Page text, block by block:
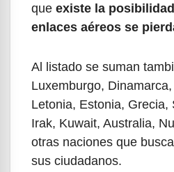
que existe la
enlaces aéreos se
Al listado se suman
Luxemburgo,
Letonia, Estonia, Grecia,
Irak, Kuwait, Australia,
otras naciones que
sus ciudadanos.